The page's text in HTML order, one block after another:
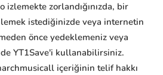
zorlandığınızda, bir
istediğinizde veya internetin
önce yedeklemeniz veya
YT1Save'i kullanabilirsiniz.
içeriğinin telif hakkı